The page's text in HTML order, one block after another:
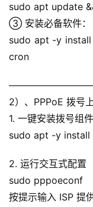
sudo apt update
③ 安装必备软件：
sudo apt -y
cron
2）、PPPoE 拨号
1. 一键安装拨号组件
sudo apt -y
2. 运行交互式配置
sudo pppoeconf
按提示输入 ISP 提